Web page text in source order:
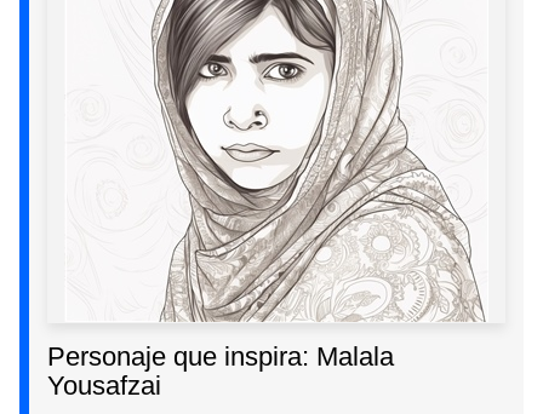
Personaje que inspira: Malala
Yousafzai